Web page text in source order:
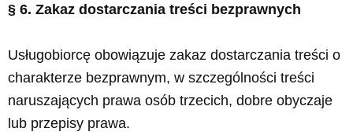
§ 6. Zakaz dostarczania treści bezprawnych
Usługobiorcę obowiązuje zakaz dostarczania treści o
charakterze bezprawnym, w szczególności treści
naruszających prawa osób trzecich, dobre obyczaje
lub przepisy prawa.